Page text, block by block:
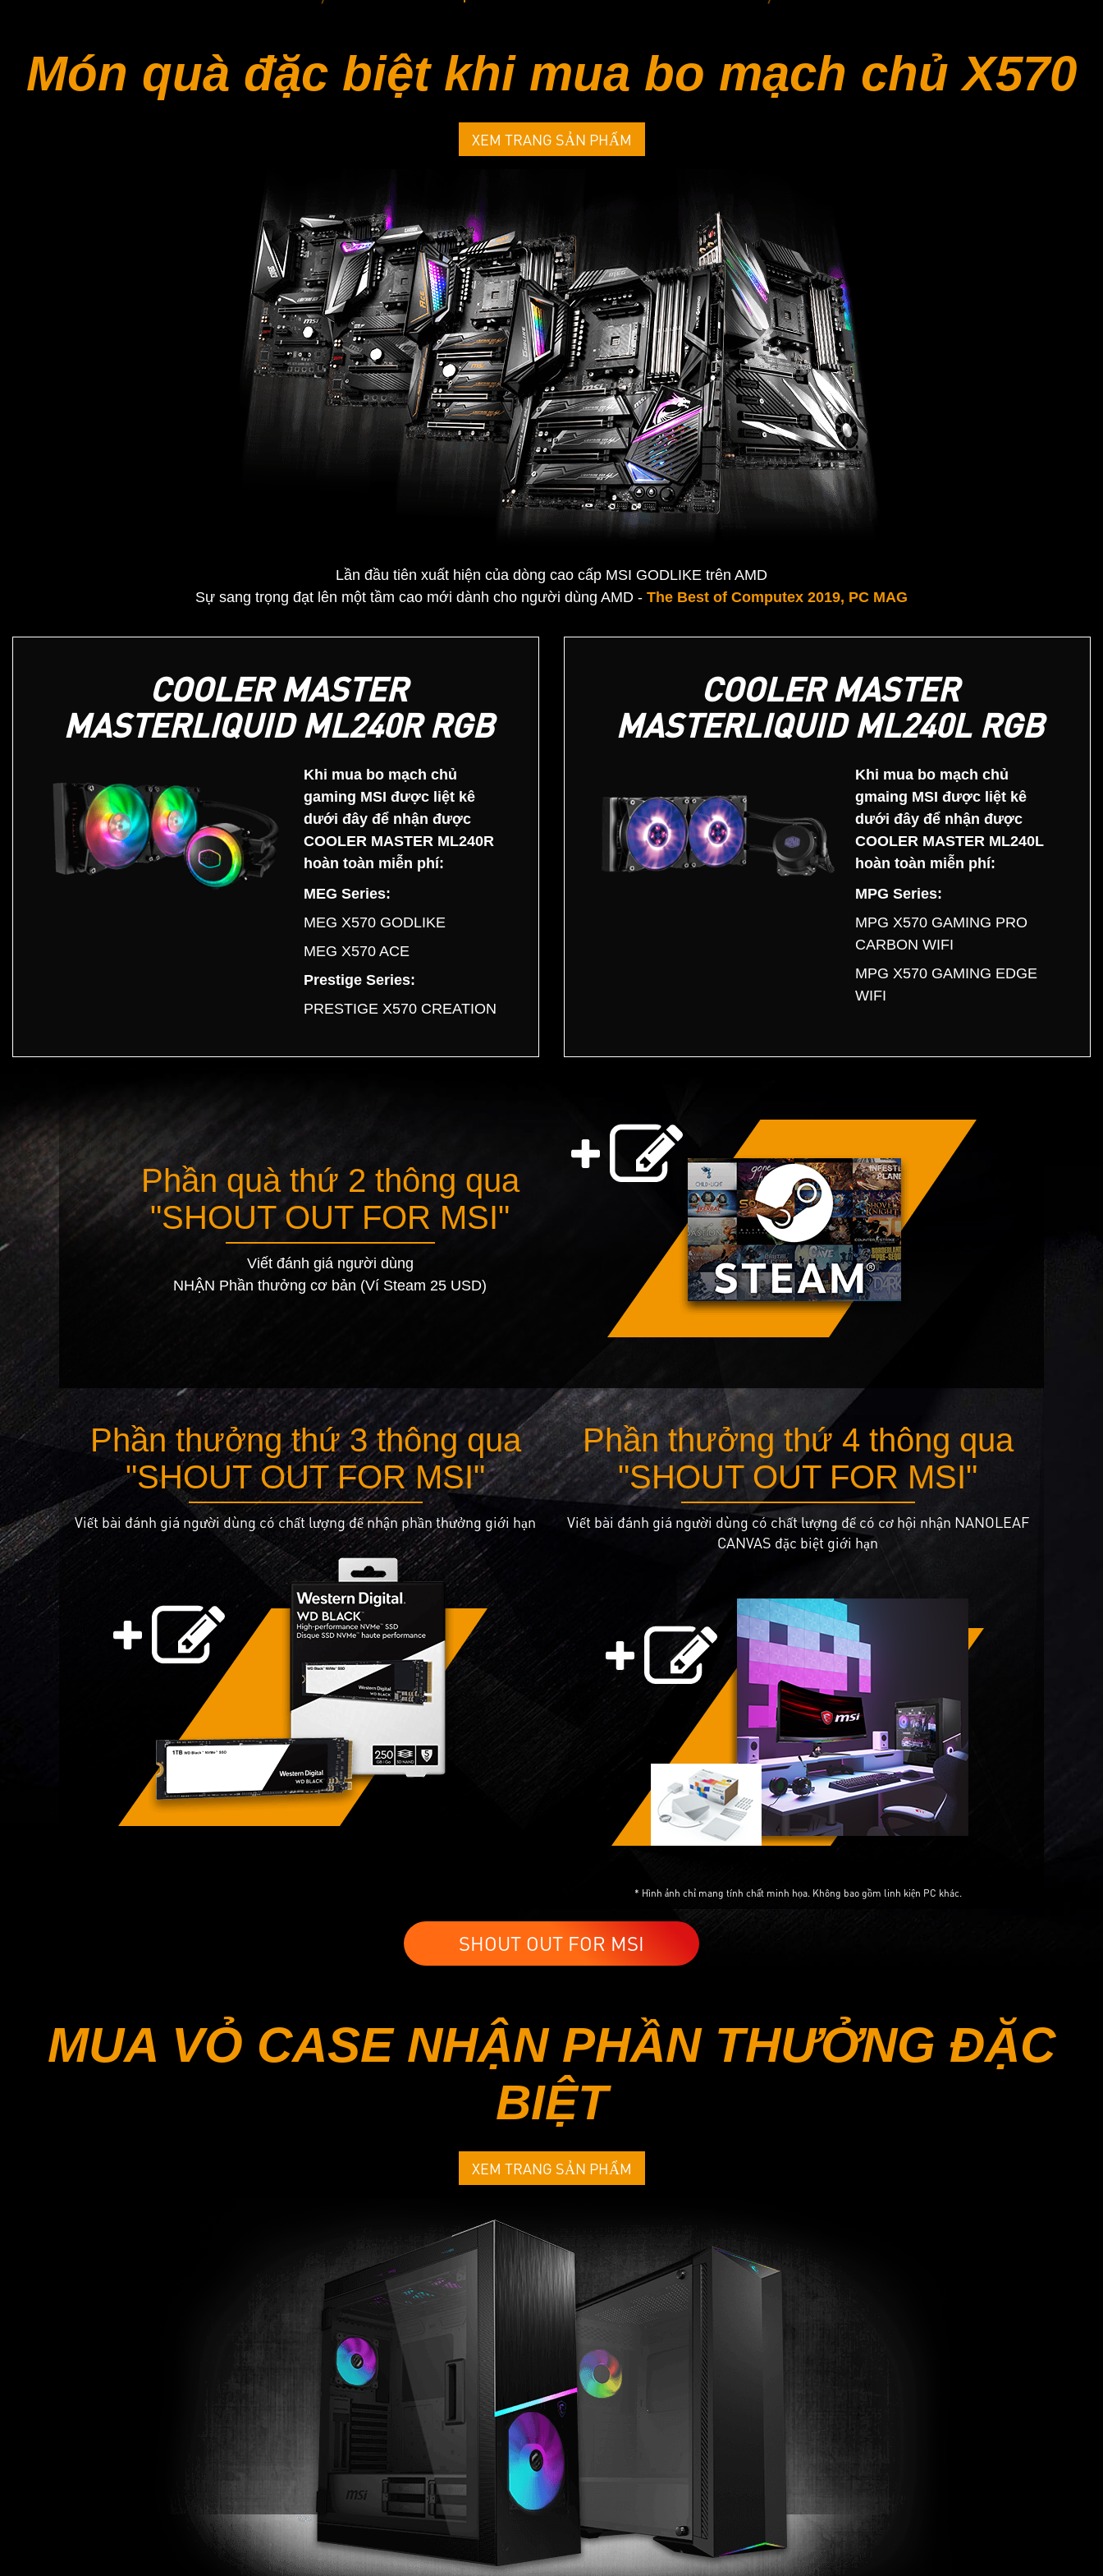
Món quà đặc biệt khi mua bo mạch chủ X570
XEM TRANG SẢN PHẨM
Lần đầu tiên xuất hiện của dòng cao cấp MSI GODLIKE trên AMD
Sự sang trọng đạt lên một tầm cao mới dành cho người dùng AMD - The Best of Computex 2019, PC MAG
COOLER MASTER
MASTERLIQUID ML240R RGB
Khi mua bo mạch chủ
gaming MSI được liệt kê
dưới đây để nhận được
COOLER MASTER ML240R
hoàn toàn miễn phí:
MEG Series:
MEG X570 GODLIKE
MEG X570 ACE
Prestige Series:
PRESTIGE X570 CREATION
COOLER MASTER
MASTERLIQUID ML240L RGB
Khi mua bo mạch chủ
gmaing MSI được liệt kê
dưới đây để nhận được
COOLER MASTER ML240L
hoàn toàn miễn phí:
MPG Series:
MPG X570 GAMING PRO
CARBON WIFI
MPG X570 GAMING EDGE
WIFI
Phần quà thứ 2 thông qua
"SHOUT OUT FOR MSI"
Viết đánh giá người dùng
NHẬN Phần thưởng cơ bản (Ví Steam 25 USD)
Phần thưởng thứ 3 thông qua
"SHOUT OUT FOR MSI"
Viết bài đánh giá người dùng có chất lượng để nhận phần thưởng giới hạn
Phần thưởng thứ 4 thông qua
"SHOUT OUT FOR MSI"
Viết bài đánh giá người dùng có chất lượng để có cơ hội nhận NANOLEAF
CANVAS đặc biệt giới hạn
* Hình ảnh chỉ mang tính chất minh họa. Không bao gồm linh kiện PC khác.
SHOUT OUT FOR MSI
MUA VỎ CASE NHẬN PHẦN THƯỞNG ĐẶC
BIỆT
XEM TRANG SẢN PHẨM